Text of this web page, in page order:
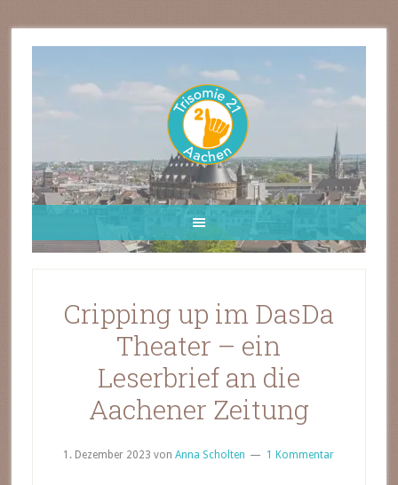
Cripping up im DasDa
Theater – ein
Leserbrief an die
Aachener Zeitung
1. Dezember 2023 vonAnna Scholten 1 Kommentar